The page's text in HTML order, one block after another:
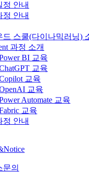
정 안내
정 안내
드 스쿨(다이나믹러닝)
과정 소개
BI 교육
교육
교육
교육
Automate 교육
교육
정 안내
문의